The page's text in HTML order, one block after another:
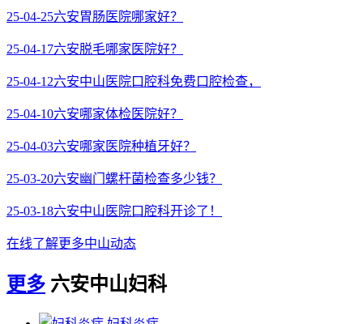
25-04-25六安胃肠医院哪家好？
25-04-17六安脱毛哪家医院好？
25-04-12六安中山医院口腔科免费口腔检查，
25-04-10六安哪家体检医院好？
25-04-03六安哪家医院种植牙好？
25-03-20六安幽门螺杆菌检查多少钱？
25-03-18六安中山医院口腔科开诊了！
在线了解更多中山动态
更多 六安中山妇科